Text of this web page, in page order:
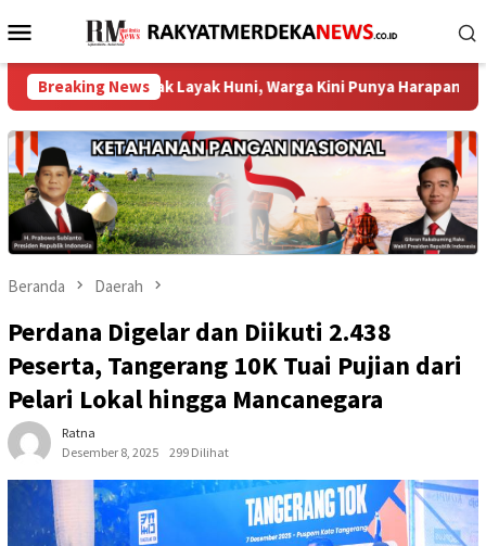
ke
Menu
Mobile
Breaking News
Tak Layak Huni, Warga Kini Punya Harapan Baru
Beranda Daerah
Perdana Digelar dan Diikuti 2.438
Peserta, Tangerang 10K Tuai Pujian dari
Pelari Lokal hingga Mancanegara
Ratna
Desember 8, 2025
299 Dilihat